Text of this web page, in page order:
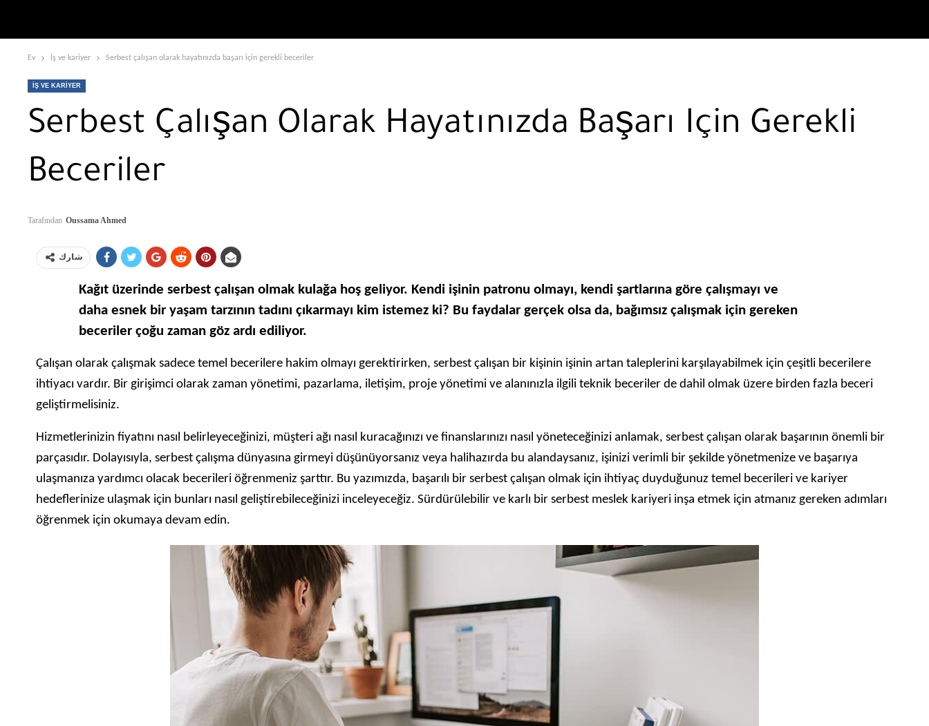
Ev İş ve kariyer Serbest çalışan olarak hayatınızda başarı için gerekli beceriler
İŞ VE KARIYER
Serbest Çalışan Olarak Hayatınızda Başarı Için Gerekli
Beceriler
Tarafından Oussama Ahmed
شارك
Kağıt üzerinde serbest çalışan olmak kulağa hoş geliyor. Kendi işinin patronu olmayı, kendi şartlarına göre çalışmayı ve
daha esnek bir yaşam tarzının tadını çıkarmayı kim istemez ki? Bu faydalar gerçek olsa da, bağımsız çalışmak için gereken
beceriler çoğu zaman göz ardı ediliyor.
Çalışan olarak çalışmak sadece temel becerilere hakim olmayı gerektirirken, serbest çalışan bir kişinin işinin artan taleplerini karşılayabilmek için çeşitli becerilere
ihtiyacı vardır. Bir girişimci olarak zaman yönetimi, pazarlama, iletişim, proje yönetimi ve alanınızla ilgili teknik beceriler de dahil olmak üzere birden fazla beceri
geliştirmelisiniz.
Hizmetlerinizin fiyatını nasıl belirleyeceğinizi, müşteri ağı nasıl kuracağınızı ve finanslarınızı nasıl yöneteceğinizi anlamak, serbest çalışan olarak başarının önemli bir
parçasıdır. Dolayısıyla, serbest çalışma dünyasına girmeyi düşünüyorsanız veya halihazırda bu alandaysanız, işinizi verimli bir şekilde yönetmenize ve başarıya
ulaşmanıza yardımcı olacak becerileri öğrenmeniz şarttır. Bu yazımızda, başarılı bir serbest çalışan olmak için ihtiyaç duyduğunuz temel becerileri ve kariyer
hedeflerinize ulaşmak için bunları nasıl geliştirebileceğinizi inceleyeceğiz. Sürdürülebilir ve karlı bir serbest meslek kariyeri inşa etmek için atmanız gereken adımları
öğrenmek için okumaya devam edin.